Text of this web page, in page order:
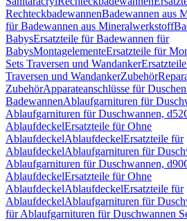
RechteckbadewannenBadewannen aus
für Badewannen aus Mineralwerkstoff
BabysErsatzteile für Badewannen für
BabysMontagelementeErsatzteile für
Sets Traversen und Wandanker
Traversen und WandankerZubehör
ZubehörApparateanschlüsse für
BadewannenAblaufgarnituren für
Ablaufgarnituren für Duschwannen, d52
AblaufdeckelErsatzteile für Ohne
AblaufdeckelAblaufdeckelErsatzteile für
AblaufdeckelAblaufgarnituren für
Ablaufgarnituren für Duschwannen, d90
AblaufdeckelErsatzteile für Ohne
AblaufdeckelAblaufdeckelErsatzteile für
AblaufdeckelAblaufgarnituren für
für Ablaufgarnituren für Duschwannen